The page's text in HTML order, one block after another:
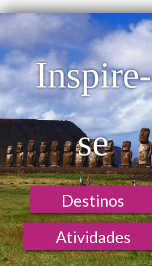
Inspire-
se
Destinos
Atividades